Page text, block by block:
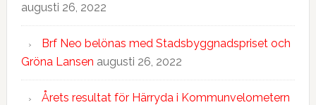
augusti 26, 2022
Brf Neo belönas med Stadsbyggnadspriset och
Gröna Lansen augusti 26, 2022
Årets resultat för Härryda i Kommunvelometern